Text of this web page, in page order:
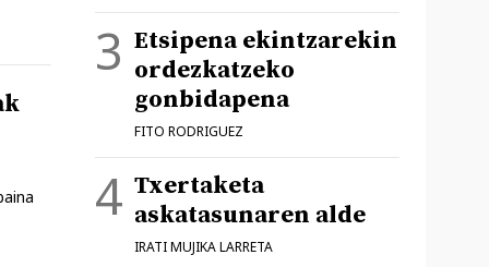
Etsipena ekintzarekin
ordezkatzeko
gonbidapena
FITO RODRIGUEZ
Txertaketa
askatasunaren alde
IRATI MUJIKA LARRETA